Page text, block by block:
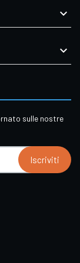


sulle nostre
Iscriviti